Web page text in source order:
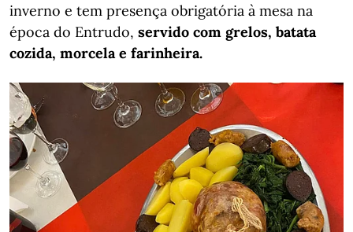
inverno e tem presença obrigatória à mesa na
época do Entrudo, servido com grelos, batata
cozida, morcela e farinheira.